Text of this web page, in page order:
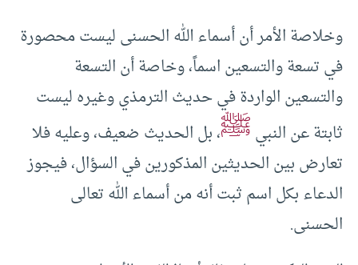
وخلاصة الأمر أن أسماء الله الحسنى ليست محصورة
في تسعة والتسعين اسماً، وخاصة أن التسعة
والتسعين الواردة في حديث الترمذي وغيره ليست
ثابتة عن النبيﷺ، بل الحديث ضعيف، وعليه فلا
تعارض بين الحديثين المذكورين في السؤال، فيجوز
الدعاء بكل اسم ثبت أنه من أسماء الله تعالى
الحسنى.